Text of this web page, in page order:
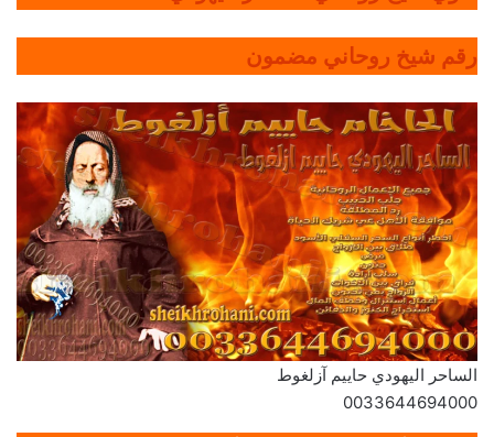
رقم شيخ روحاني مضمون
الساحر اليهودي حاييم آزلغوط
0033644694000